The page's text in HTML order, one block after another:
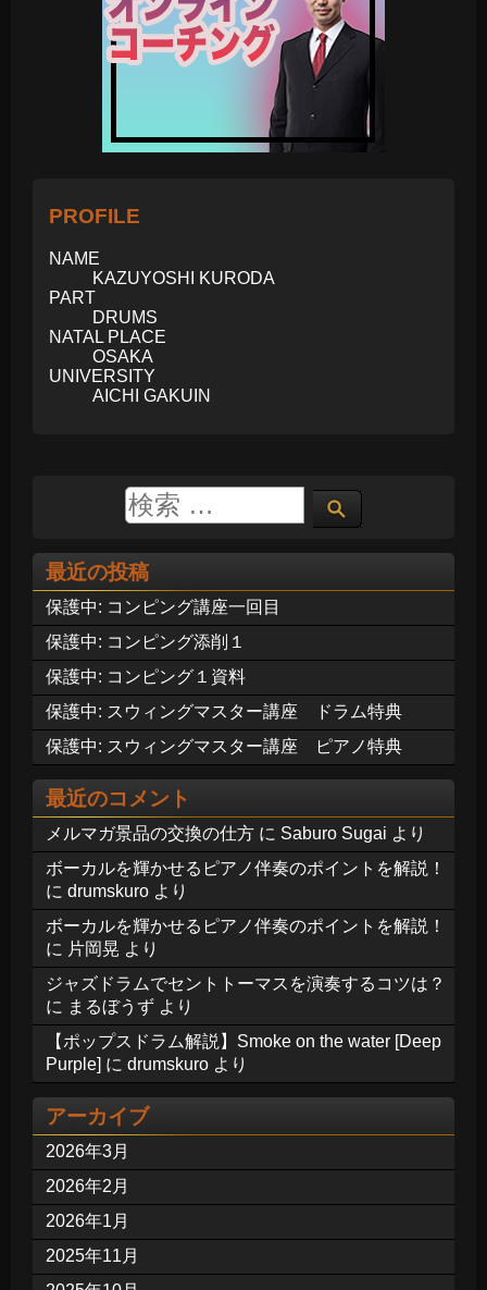
PROFILE
NAME
KAZUYOSHI KURODA
PART
DRUMS
NATAL PLACE
OSAKA
UNIVERSITY
AICHI GAKUIN
最近の投稿
保護中: コンピング講座一回目
保護中: コンピング添削１
保護中: コンピング１資料
保護中: スウィングマスター講座 ドラム特典
保護中: スウィングマスター講座 ピアノ特典
最近のコメント
メルマガ景品の交換の仕方 に Saburo Sugai より
ボーカルを輝かせるピアノ伴奏のポイントを解説！
に drumskuro より
ボーカルを輝かせるピアノ伴奏のポイントを解説！
に 片岡晃 より
ジャズドラムでセントトーマスを演奏するコツは？
に まるぼうず より
【ポップスドラム解説】Smoke on the water [Deep
Purple] に drumskuro より
アーカイブ
2026年3月
2026年2月
2026年1月
2025年11月